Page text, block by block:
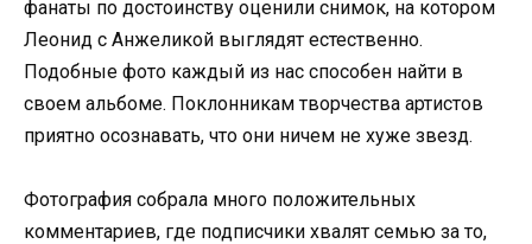
фанаты по достоинству оценили снимок, на котором
Леонид с Анжеликой выглядят естественно.
Подобные фото каждый из нас способен найти в
своем альбоме. Поклонникам творчества артистов
приятно осознавать, что они ничем не хуже звезд.
Фотография собрала много положительных
комментариев, где подписчики хвалят семью за то,